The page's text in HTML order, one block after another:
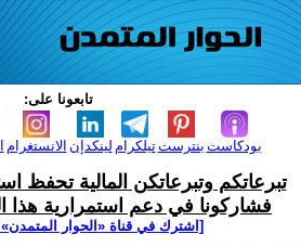
تابعونا على:
الانستغرام لينكدإن تيلكرامبنترست بودكاست
تبرعاتكم وتبرعاتكن المالية تحفظ
فشاركونا في دعم استمرارية هذا
[اشترك في قناة ‫«الحوار